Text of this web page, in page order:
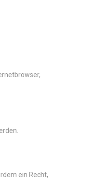
ein Recht,